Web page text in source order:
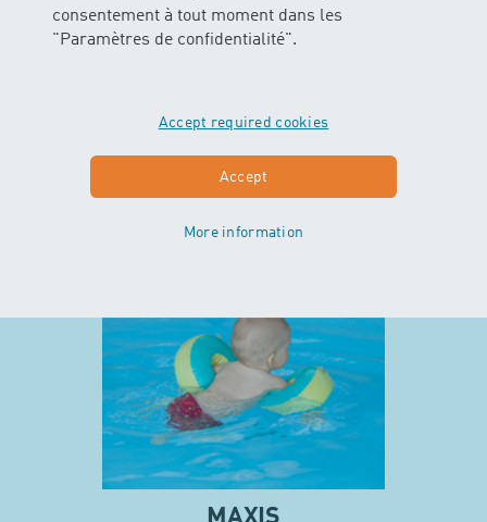
consentement à tout moment dans les
"Paramètres de confidentialité".
Accept required cookies
Accept
More information
MINIS
leurs sens. Les bébés glissent et
soutien des parents.
En savoir plus sur MINIS
MAXIS